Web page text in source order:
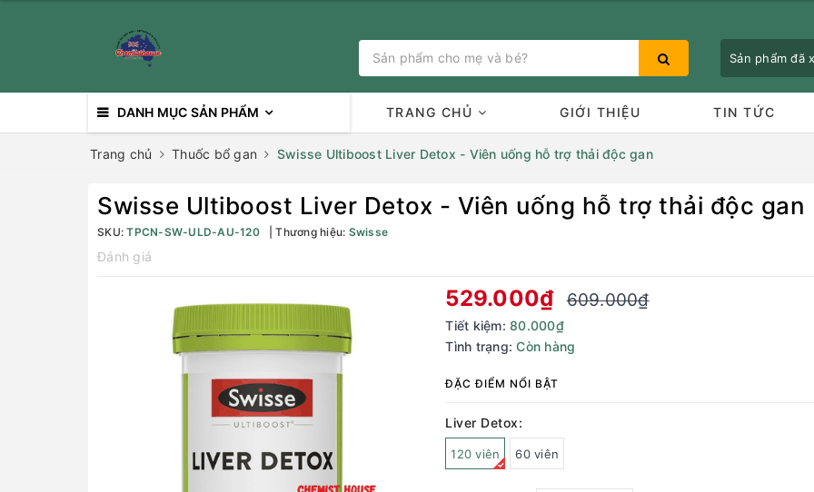
Sản phẩm đã
Bạn chưa xem sản phẩm nào
DANH MỤC SẢN PHẨM TRANG CHỦ GIỚI THIỆU TIN TỨC
Trang chủ Thuốc bổ gan Swisse Ultiboost Liver Detox - Viên uống hỗ trợ thải độc gan
Swisse Ultiboost Liver Detox - Viên uống hỗ trợ thải độc gan
SKU:TPCN-SW-ULD-AU-120 Thương hiệu: Swisse
Đánh giá
529.000₫ 609.000₫
Tiết kiệm:80.000₫
Tình trạng: Còn hàng
ĐẶC ĐIỂM NỔI BẬT
Liver Detox:
120 viên 60 viên